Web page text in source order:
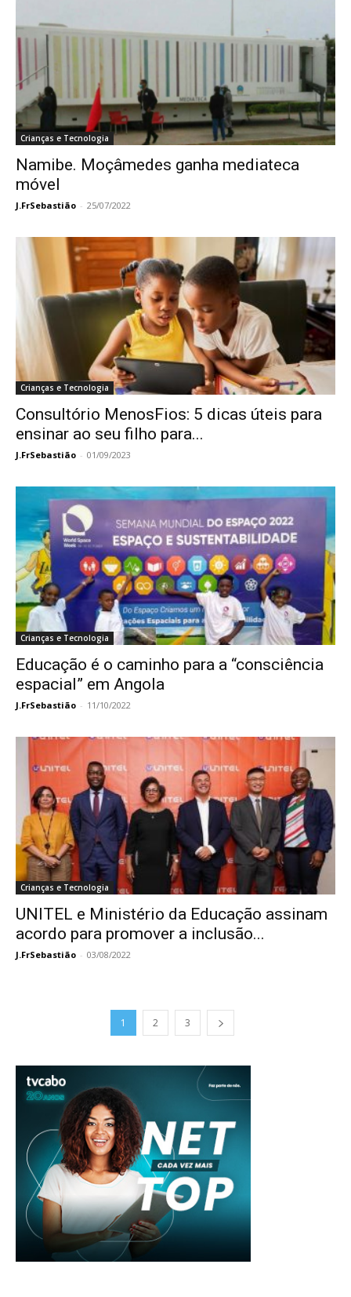
Crianças e Tecnologia
Namibe. Moçâmedes ganha mediateca
móvel
J.FrSebastião - 25/07/2022
Crianças e Tecnologia
Consultório MenosFios: 5 dicas úteis para
ensinar ao seu filho para...
J.FrSebastião - 01/09/2023
Crianças e Tecnologia
Educação é o caminho para a “consciência
espacial” em Angola
J.FrSebastião - 11/10/2022
Crianças e Tecnologia
UNITEL e Ministério da Educação assinam
acordo para promover a inclusão...
J.FrSebastião - 03/08/2022
1 2 3